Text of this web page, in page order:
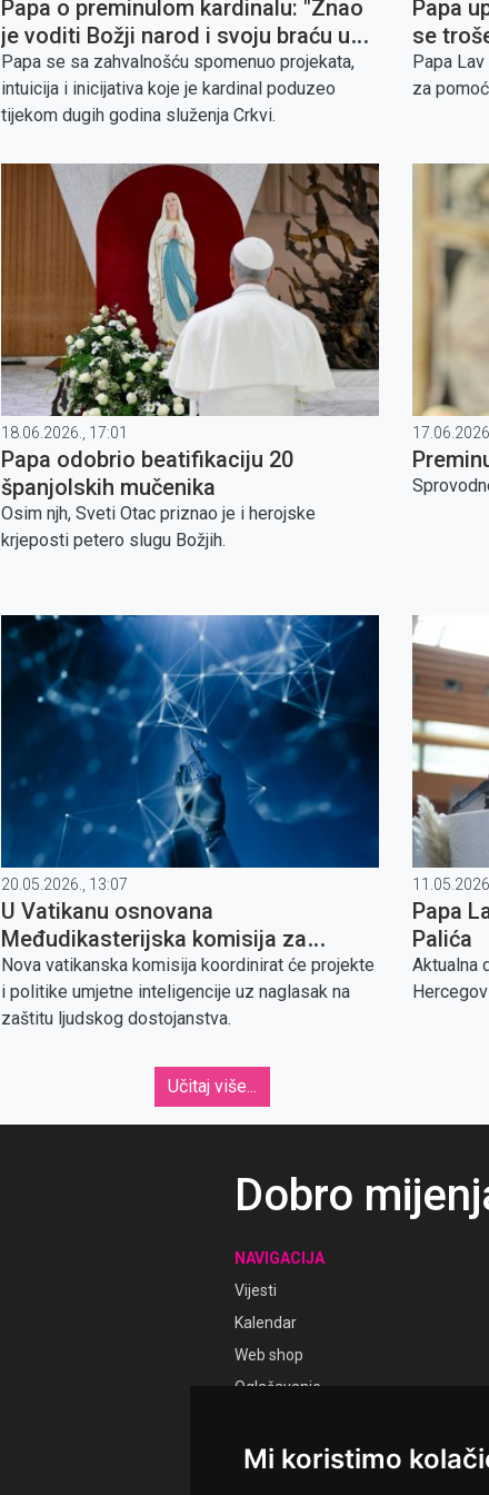
Mi koristimo
Papa o preminulom kardinalu: "Znao
je voditi Božji narod i svoju braću u
biskupstvu"
Papa se sa zahvalnošću spomenuo projekata,
intuicija i inicijativa koje je kardinal poduzeo
tijekom dugih godina služenja Crkvi.
Papa
se
Papa
za
18.06.2026., 17:01
Papa odobrio beatifikaciju 20
španjolskih mučenika
Osim njh, Sveti Otac priznao je i herojske
krjeposti petero slugu Božjih.
20.05.2026., 13:07
U Vatikanu osnovana
Međudikasterijska komisija za
umjetnu inteligenciju
Nova vatikanska komisija koordinirat će projekte
i politike umjetne inteligencije uz naglasak na
zaštitu ljudskog dostojanstva.
Papa
Palića
Aktualna
Učitaj više...
Dobro
NAVIGACIJA
Vijesti
Kalendar
Web shop
Oglašavanje
Prijava